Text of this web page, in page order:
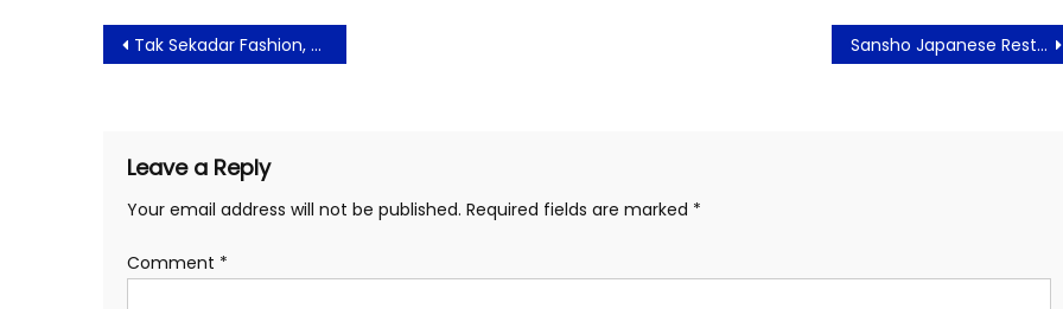
Post
navigation
Tak Sekadar Fashion, Pomelo Dorong Gaya Hidup Berkelanjutan melalui “Share The Style” Sansho Japanese Restaurant Rayakan Ulang Tahun ke-2 Suguhkan Event Cosplay Bernuansa Sakura
Leave a Reply
Your email address will not be published. Required fields are marked *
Comment *